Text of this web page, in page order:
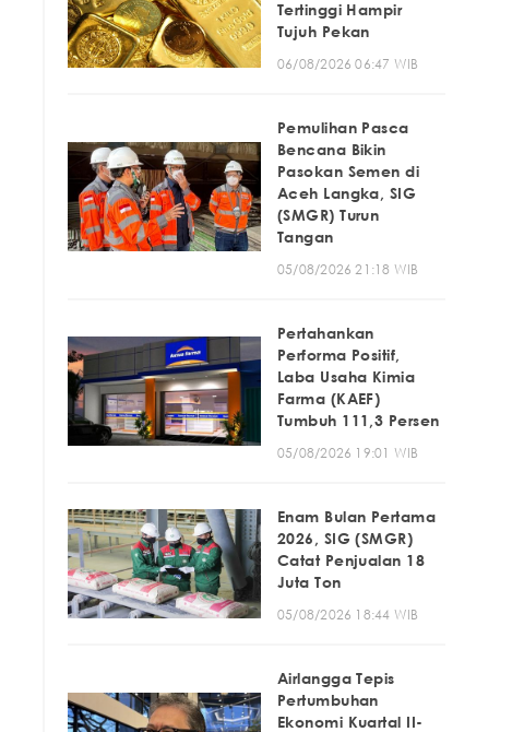
Tertinggi Hampir
Tujuh Pekan
06/08/2026 06:47 WIB
Pemulihan Pasca
Bencana Bikin
Pasokan Semen di
Aceh Langka, SIG
(SMGR) Turun
Tangan
05/08/2026 21:18 WIB
Pertahankan
Performa Positif,
Laba Usaha Kimia
Farma (KAEF)
Tumbuh 111,3 Persen
05/08/2026 19:01 WIB
Enam Bulan Pertama
2026, SIG (SMGR)
Catat Penjualan 18
Juta Ton
05/08/2026 18:44 WIB
Airlangga Tepis
Pertumbuhan
Ekonomi Kuartal II-